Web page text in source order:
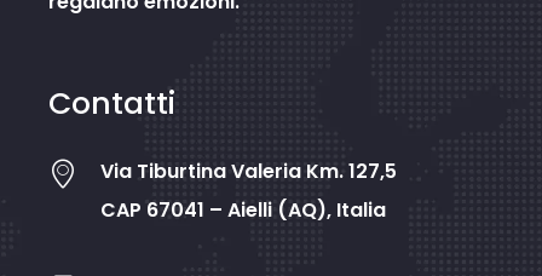
Contatti
Via Tiburtina Valeria Km. 127,5
CAP 67041 – Aielli (AQ), Italia